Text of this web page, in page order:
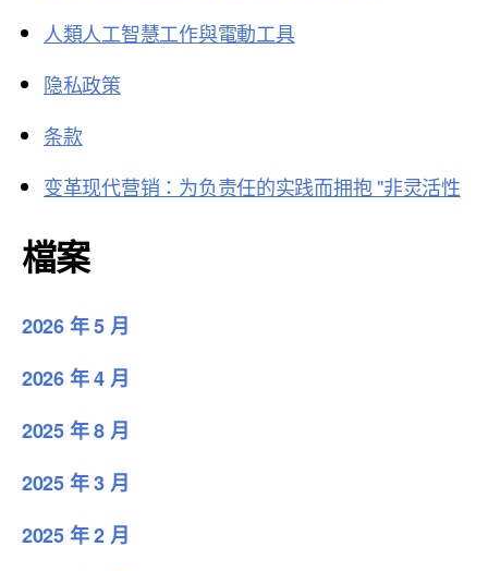
人類人工智慧工作與電動工具
隐私政策
条款
变革现代营销：为负责任的实践而拥抱 "非灵活性
檔案
2026 年 5 月
2026 年 4 月
2025 年 8 月
2025 年 3 月
2025 年 2 月